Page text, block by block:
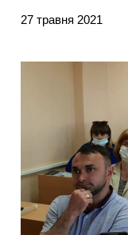
27 травня 2021